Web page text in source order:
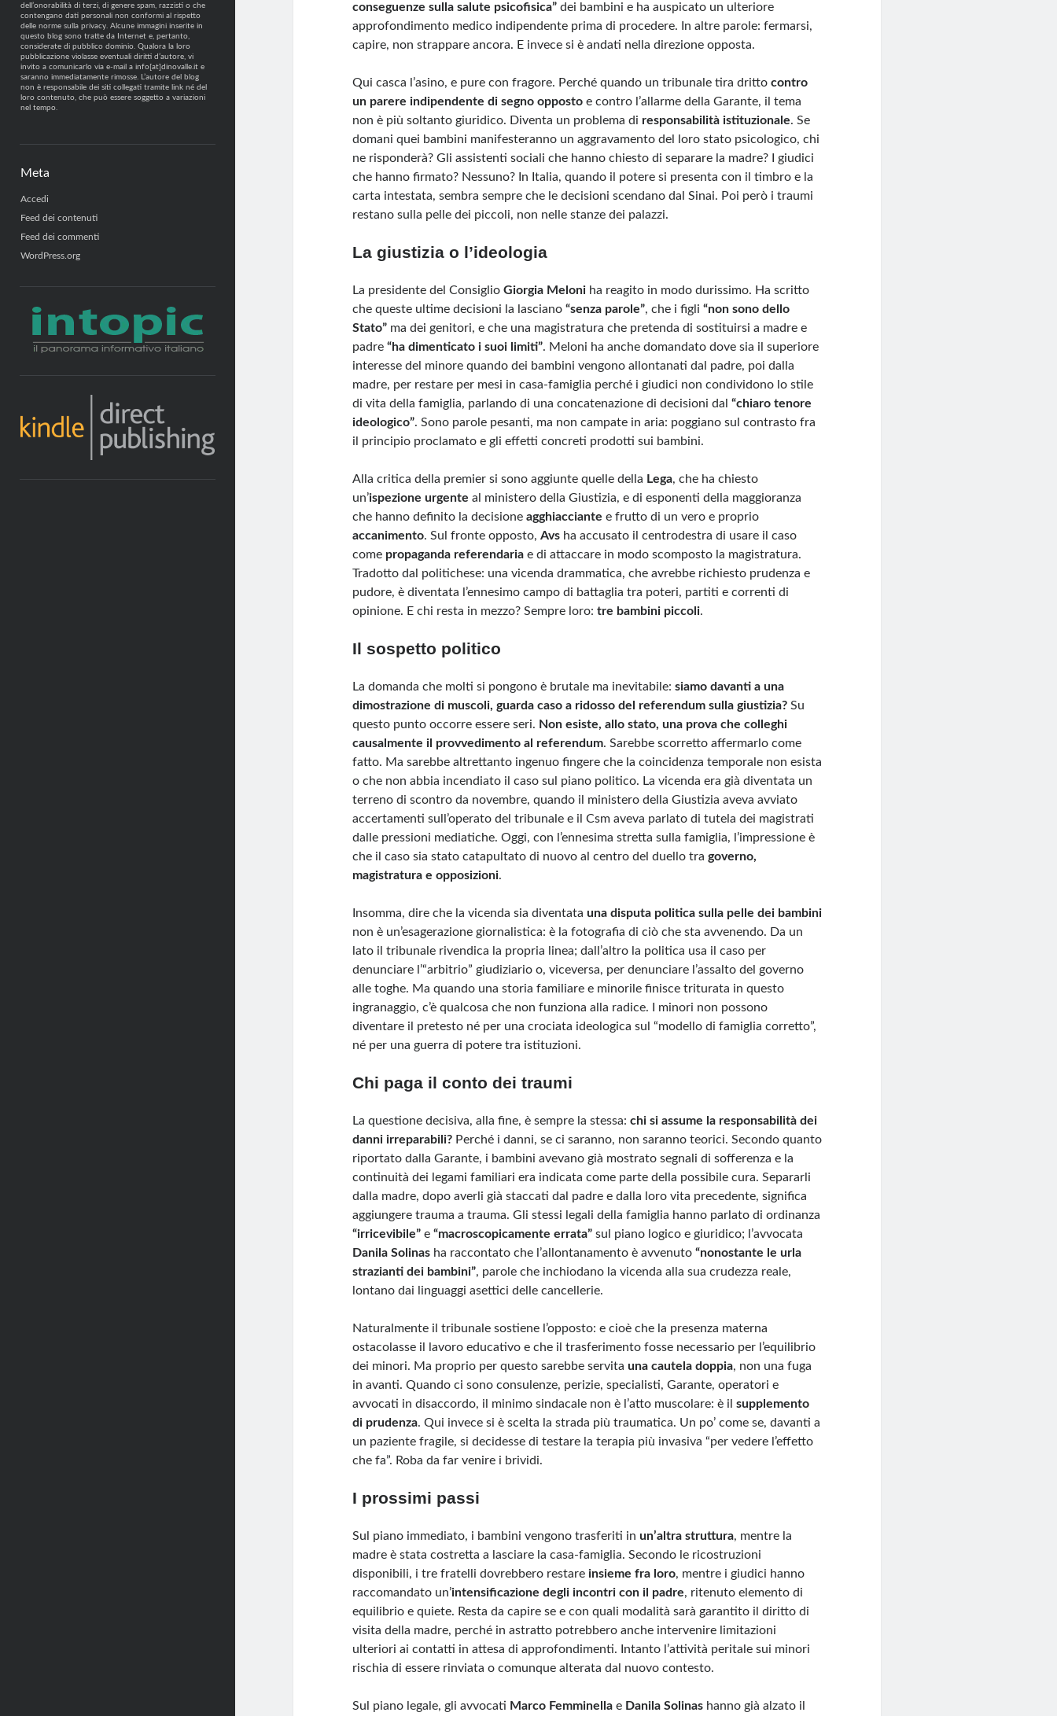
dell’onorabilità di terzi, di genere spam, razzisti o che
contengano dati personali non conformi al rispetto
delle norme sulla privacy. Alcune immagini inserite in
questo blog sono tratte da Internet e, pertanto,
considerate di pubblico dominio. Qualora la loro
pubblicazione violasse eventuali diritti d’autore, vi
invito a comunicarlo via e-mail a info[at]dinovalle.it e
saranno immediatamente rimosse. L’autore del blog
non è responsabile dei siti collegati tramite link né del
loro contenuto, che può essere soggetto a variazioni
nel tempo.
Meta
Accedi
Feed dei contenuti
Feed dei commenti
WordPress.org
conseguenze sulla salute psicofisica” dei bambini e ha auspicato un ulteriore
approfondimento medico indipendente prima di procedere. In altre parole: fermarsi,
capire, non strappare ancora. E invece si è andati nella direzione opposta.
Qui casca l’asino, e pure con fragore. Perché quando un tribunale tira drittocontro
un parere indipendente di segno opposto e contro l’allarme della Garante, il tema
non è più soltanto giuridico. Diventa un problema di responsabilità istituzionale. Se
domani quei bambini manifesteranno un aggravamento del loro stato psicologico, chi
ne risponderà? Gli assistenti sociali che hanno chiesto di separare la madre? I giudici
che hanno firmato? Nessuno? In Italia, quando il potere si presenta con il timbro e la
carta intestata, sembra sempre che le decisioni scendano dal Sinai. Poi però i traumi
restano sulla pelle dei piccoli, non nelle stanze dei palazzi.
La giustizia o l’ideologia
La presidente del ConsiglioGiorgia Meloni ha reagito in modo durissimo. Ha scritto
che queste ultime decisioni la lasciano“senza parole”, che i figli“non sono dello
Stato” ma dei genitori, e che una magistratura che pretenda di sostituirsi a madre e
padre“ha dimenticato i suoi limiti”. Meloni ha anche domandato dove sia il superiore
interesse del minore quando dei bambini vengono allontanati dal padre, poi dalla
madre, per restare per mesi in casa-famiglia perché i giudici non condividono lo stile
di vita della famiglia, parlando di una concatenazione di decisioni dal“chiaro tenore
ideologico”. Sono parole pesanti, ma non campate in aria: poggiano sul contrasto fra
il principio proclamato e gli effetti concreti prodotti sui bambini.
Alla critica della premier si sono aggiunte quelle della Lega, che ha chiesto
un’ispezione urgente al ministero della Giustizia, e di esponenti della maggioranza
che hanno definito la decisioneagghiacciante e frutto di un vero e proprio
accanimento. Sul fronte opposto,Avs ha accusato il centrodestra di usare il caso
come propaganda referendaria e di attaccare in modo scomposto la magistratura.
Tradotto dal politichese: una vicenda drammatica, che avrebbe richiesto prudenza e
pudore, è diventata l’ennesimo campo di battaglia tra poteri, partiti e correnti di
opinione. E chi resta in mezzo? Sempre loro:tre bambini piccoli.
Il sospetto politico
La domanda che molti si pongono è brutale ma inevitabile:siamo davanti a una
dimostrazione di muscoli, guarda caso a ridosso del referendum sulla giustizia? Su
questo punto occorre essere seri. Non esiste, allo stato, una prova che colleghi
causalmente il provvedimento al referendum. Sarebbe scorretto affermarlo come
fatto. Ma sarebbe altrettanto ingenuo fingere che la coincidenza temporale non esista
o che non abbia incendiato il caso sul piano politico. La vicenda era già diventata un
terreno di scontro da novembre, quando il ministero della Giustizia aveva avviato
accertamenti sull’operato del tribunale e il Csm aveva parlato di tutela dei magistrati
dalle pressioni mediatiche. Oggi, con l’ennesima stretta sulla famiglia, l’impressione è
che il caso sia stato catapultato di nuovo al centro del duello tragoverno,
magistratura e opposizioni.
Insomma, dire che la vicenda sia diventatauna disputa politica sulla pelle dei bambini
non è un’esagerazione giornalistica: è la fotografia di ciò che sta avvenendo. Da un
lato il tribunale rivendica la propria linea; dall’altro la politica usa il caso per
denunciare l’“arbitrio” giudiziario o, viceversa, per denunciare l’assalto del governo
alle toghe. Ma quando una storia familiare e minorile finisce triturata in questo
ingranaggio, c’è qualcosa che non funziona alla radice. I minori non possono
diventare il pretesto né per una crociata ideologica sul “modello di famiglia corretto”,
né per una guerra di potere tra istituzioni.
Chi paga il conto dei traumi
La questione decisiva, alla fine, è sempre la stessa:chi si assume la responsabilità dei
danni irreparabili? Perché i danni, se ci saranno, non saranno teorici. Secondo quanto
riportato dalla Garante, i bambini avevano già mostrato segnali di sofferenza e la
continuità dei legami familiari era indicata come parte della possibile cura. Separarli
dalla madre, dopo averli già staccati dal padre e dalla loro vita precedente, significa
aggiungere trauma a trauma. Gli stessi legali della famiglia hanno parlato di ordinanza
“irricevibile” e“macroscopicamente errata” sul piano logico e giuridico; l’avvocata
Danila Solinas ha raccontato che l’allontanamento è avvenuto“nonostante le urla
strazianti dei bambini”, parole che inchiodano la vicenda alla sua crudezza reale,
lontano dai linguaggi asettici delle cancellerie.
Naturalmente il tribunale sostiene l’opposto: e cioè che la presenza materna
ostacolasse il lavoro educativo e che il trasferimento fosse necessario per l’equilibrio
dei minori. Ma proprio per questo sarebbe servitauna cautela doppia, non una fuga
in avanti. Quando ci sono consulenze, perizie, specialisti, Garante, operatori e
avvocati in disaccordo, il minimo sindacale non è l’atto muscolare: è ilsupplemento
di prudenza. Qui invece si è scelta la strada più traumatica. Un po’ come se, davanti a
un paziente fragile, si decidesse di testare la terapia più invasiva “per vedere l’effetto
che fa”. Roba da far venire i brividi.
I prossimi passi
Sul piano immediato, i bambini vengono trasferiti inun’altra struttura, mentre la
madre è stata costretta a lasciare la casa-famiglia. Secondo le ricostruzioni
disponibili, i tre fratelli dovrebbero restareinsieme fra loro, mentre i giudici hanno
raccomandato un’intensificazione degli incontri con il padre, ritenuto elemento di
equilibrio e quiete. Resta da capire se e con quali modalità sarà garantito il diritto di
visita della madre, perché in astratto potrebbero anche intervenire limitazioni
ulteriori ai contatti in attesa di approfondimenti. Intanto l’attività peritale sui minori
rischia di essere rinviata o comunque alterata dal nuovo contesto.
Sul piano legale, gli avvocati Marco Femminella e Danila Solinas hanno già alzato il